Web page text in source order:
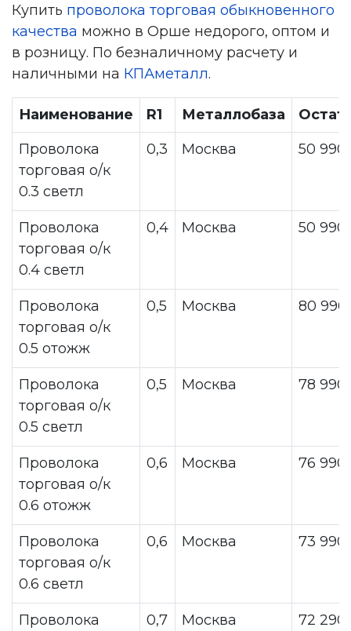
Купить проволока торговая обыкновенного
качества можно в Орше недорого, оптом и
в розницу. По безналичному расчету и
наличными на КПАметалл.
Наименование R1 Металлобаза
Проволока
торговая о/к
0.3 светл
0,3 Москва 50 990
Проволока
торговая о/к
0.4 светл
0,4 Москва 50 990
Проволока
торговая о/к
0.5 отожж
0,5 Москва 80 990
Проволока
торговая о/к
0.5 светл
0,5 Москва 78 990
Проволока
торговая о/к
0.6 отожж
0,6 Москва 76 990
Проволока
торговая о/к
0.6 светл
0,6 Москва 73 990
Проволока
0,7 Москва 72 290